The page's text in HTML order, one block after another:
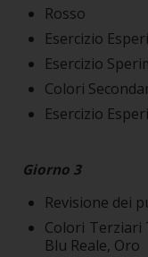
Rosso
Esercizio
Esercizio
Colori
Esercizio
Giorno 3
Revisione dei
Colori Terziari
Blu Reale, Oro